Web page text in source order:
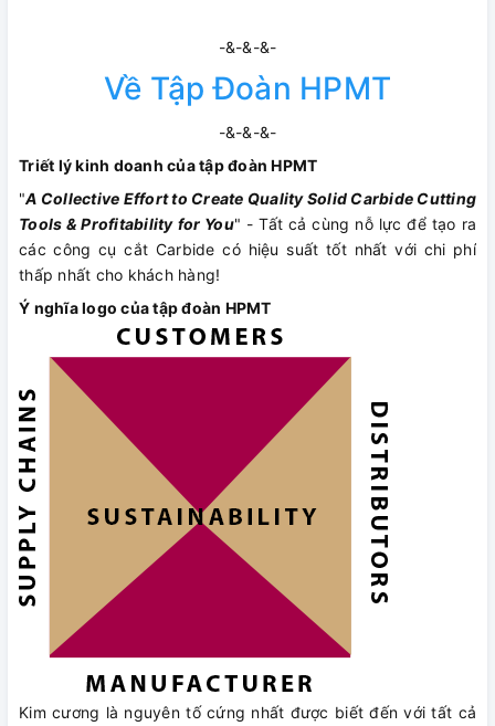
-&-&-&-
Về Tập Đoàn HPMT
-&-&-&-
Triết lý kinh doanh của tập đoàn HPMT
"A Collective Effort to Create Quality Solid Carbide Cutting
Tools & Profitability for You" - Tất cả cùng nỗ lực để tạo ra
các công cụ cắt Carbide có hiệu suất tốt nhất với chi phí
thấp nhất cho khách hàng!
Ý nghĩa logo của tập đoàn HPMT
Kim cương là nguyên tố cứng nhất được biết đến với tất cả